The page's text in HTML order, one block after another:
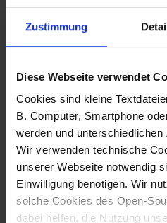
Zustimmung
Diese Webseite verwendet
Cookies sind kleine
B. Computer, Smartphone
werden und
Wir verwenden technische
unserer Webseite notwendig
Einwilligung benötigen. Wir
solche Cookies des Open-
dabei helfen, die Nutzung
Fotografo: Lorenz
Sternbach
Download